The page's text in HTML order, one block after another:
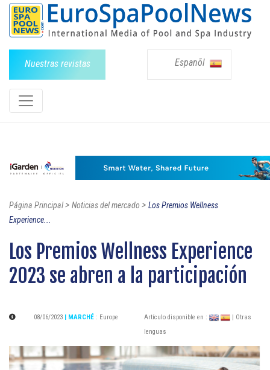
Nuestras revistas Espanõl
Página Principal> Noticias del mercado > Los Premios Wellness
Experience...
Los Premios Wellness Experience
2023 se abren a la participación
08/06/2023 | MARCHÉ : Europe Artículo disponible en :
| Otras
lenguas